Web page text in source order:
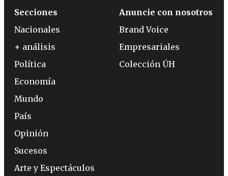
Secciones
Nacionales
+ análisis
Política
Economía
Mundo
País
Opinión
Sucesos
Arte y Espectáculos
Anuncie con nosotros
Brand Voice
Empresariales
Colección ÚH